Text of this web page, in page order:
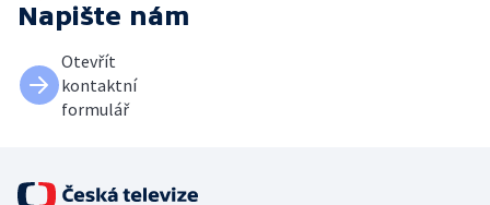
Napište nám
Otevřít
kontaktní
formulář